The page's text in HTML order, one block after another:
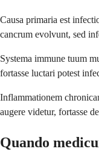
Causa primaria est
cancrum evolvunt, sed
Systema immune tuum
fortasse luctari potest
Inflammationem
augere videtur, fortasse
Quando